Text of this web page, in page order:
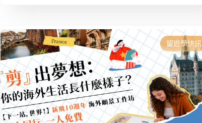
留遊學快訊